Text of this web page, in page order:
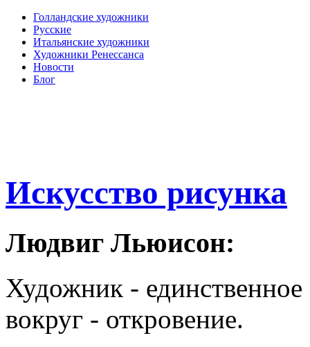
Голландские художники
Русские
Итальянские художники
Художники Ренессанса
Новости
Блог
Искусство рисунка
Людвиг Льюисон:
Художник - единственное
вокруг - откровение.